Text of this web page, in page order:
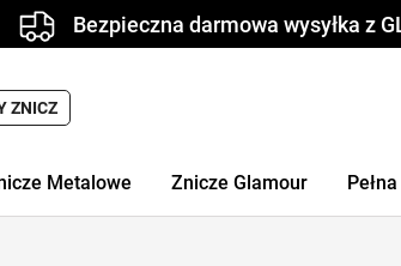
Bezpieczna darmowa wysyłka z
ZNICZ
Metalowe Znicze Glamour